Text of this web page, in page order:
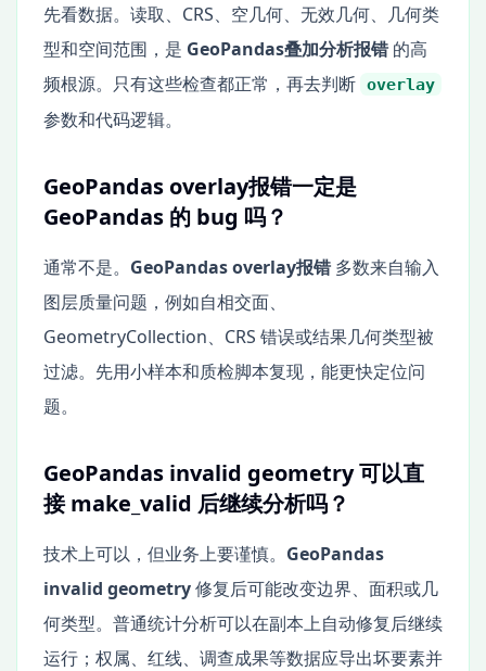
先看数据。读取、CRS、空几何、无效几何、几何类
型和空间范围，是 GeoPandas叠加分析报错 的高
频根源。只有这些检查都正常，再去判断 overlay
参数和代码逻辑。
GeoPandas overlay报错一定是
GeoPandas 的 bug 吗？
通常不是。 GeoPandas overlay报错 多数来自输入
图层质量问题，例如自相交面、
GeometryCollection、CRS 错误或结果几何类型被
过滤。先用小样本和质检脚本复现，能更快定位问
题。
GeoPandas invalid geometry 可以直
接 make_valid 后继续分析吗？
技术上可以，但业务上要谨慎。 GeoPandas
invalid geometry修复后可能改变边界、面积或几
何类型。普通统计分析可以在副本上自动修复后继续
运行；权属、红线、调查成果等数据应导出坏要素并